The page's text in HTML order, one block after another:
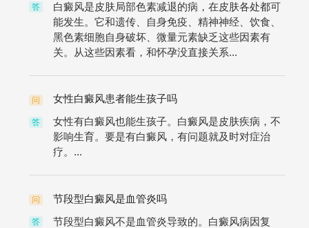
答
白癜风是皮肤局部色素减退的病，在皮肤各处都可
能发生。它和遗传、自身免疫、精神神经、饮食、
黑色素细胞自身破坏、微量元素缺乏这些因素有
关。从这些因素看，和怀孕没直接关系...
问 女性白癜风患者能生孩子吗
答
女性有白癜风也能生孩子。白癜风是皮肤疾病，不
影响生育。要是有白癜风，有问题就及时对症治
疗。...
问 节段型白癜风是血管炎吗
答
节段型白癜风不是血管炎导致的。白癜风病因复